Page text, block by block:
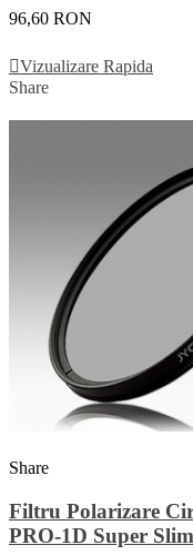
96,60 RON
Vizualizare Rapida
Share
Share
Filtru Polarizare
PRO-1D Super